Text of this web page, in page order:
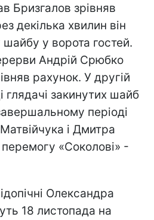
Бризгалов зрівняв
декілька хвилин він
у ворота гостей.
Андрій Срюбко
рахунок. У другій
глядачі закинутих шайб
періоді
і Дмитра
«Соколові» -
Олександра
18 листопада на